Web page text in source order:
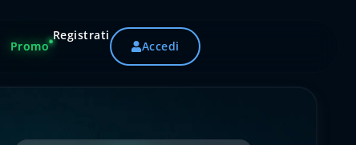
Promo
Registrati
Accedi